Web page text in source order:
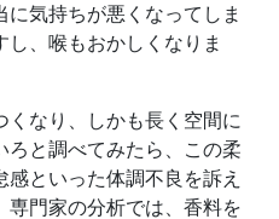
気持ちが悪くなってしま
、喉もおかしくなりま
なり、しかも長く空間に
と調べてみたら、この柔
といった体調不良を訴え
専門家の分析では、香料を